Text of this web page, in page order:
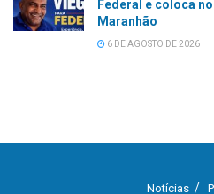
Federal e coloca
Maranhão
6 DE AGOSTO DE 2026
Notícias